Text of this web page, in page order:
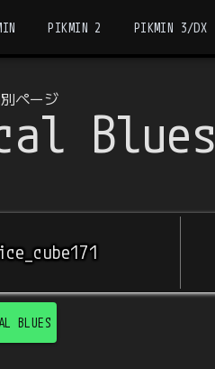
PIKMIN 2 PIKMIN 3/DX
ページ
Blues
BLUES